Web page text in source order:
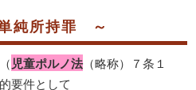
純所持罪 ～
（児童ポルノ法（略称）７条１
要件として